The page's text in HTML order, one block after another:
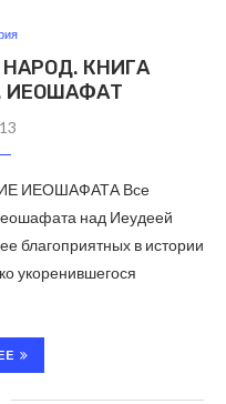
КНИГА
ИЕОШАФАТ
ИЕОШАФАТА Все
над Иеудеей
благоприятных в истории
укоренившегося